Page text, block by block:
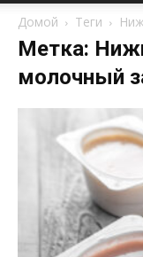
Домой Теги
Метка:
молочный